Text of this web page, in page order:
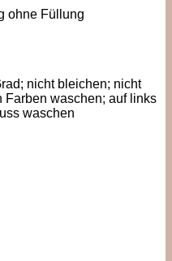
ohne Füllung
nicht bleichen; nicht
Farben waschen; auf links
waschen